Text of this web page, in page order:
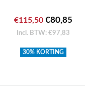
€115,50 €80,85
Incl. BTW: €97,83
30% KORTING